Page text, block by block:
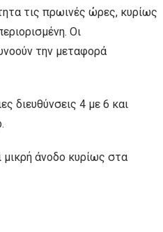
τις πρωινές ώρες, κυρίως
Οι
την μεταφορά
διευθύνσεις 4 με 6 και
άνοδο κυρίως στα